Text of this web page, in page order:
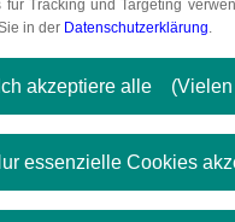
für Tracking und Targeting
in der Datenschutzerklärung.
akzeptiere alle (Vielen
essenzielle Cookies